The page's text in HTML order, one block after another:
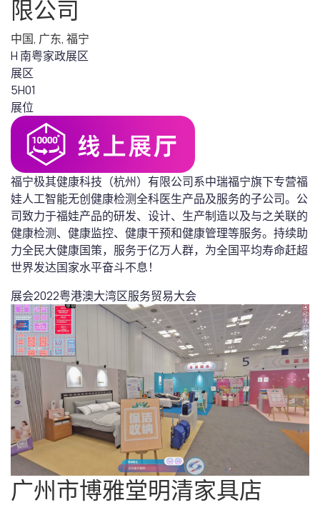
限公司
中国, 广东, 福宁
H 南粤家政展区
展区
5H01
展位
福宁极其健康科技（杭州）有限公司系中瑞福宁旗下专营福
娃人工智能无创健康检测全科医生产品及服务的子公司。公
司致力于福娃产品的研发、设计、生产制造以及与之关联的
健康检测、健康监控、健康干预和健康管理等服务。持续助
力全民大健康国策，服务于亿万人群，为全国平均寿命赶超
世界发达国家水平奋斗不息！
展会2022粤港澳大湾区服务贸易大会
广州市博雅堂明清家具店